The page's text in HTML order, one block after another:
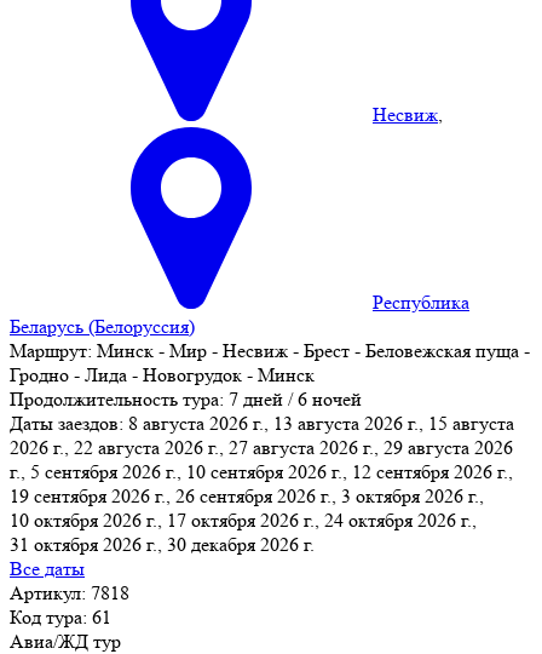
Несвиж,
Республика
Беларусь (Белоруссия)
Маршрут: Минск - Мир - Несвиж - Брест - Беловежская пуща -
Гродно - Лида - Новогрудок - Минск
Продолжительность тура: 7 дней / 6 ночей
Даты заездов: 8 августа 2026 г., 13 августа 2026 г., 15 августа
2026 г., 22 августа 2026 г., 27 августа 2026 г., 29 августа 2026
г., 5 сентября 2026 г., 10 сентября 2026 г., 12 сентября 2026 г.,
19 сентября 2026 г., 26 сентября 2026 г., 3 октября 2026 г.,
10 октября 2026 г., 17 октября 2026 г., 24 октября 2026 г.,
31 октября 2026 г., 30 декабря 2026 г.
Все даты
Артикул: 7818
Код тура: 61
Авиа/ЖД тур